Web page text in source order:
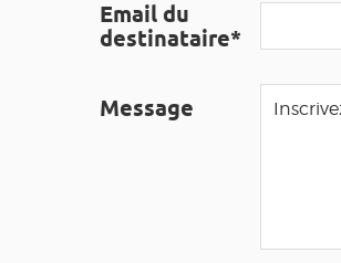
Email du
destinataire*
Message